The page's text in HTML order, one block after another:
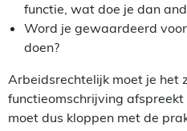
functie, wat doe je dan
Word je gewaardeerd
doen?
Arbeidsrechtelijk moet je het
functieomschrijving
moet dus kloppen met de